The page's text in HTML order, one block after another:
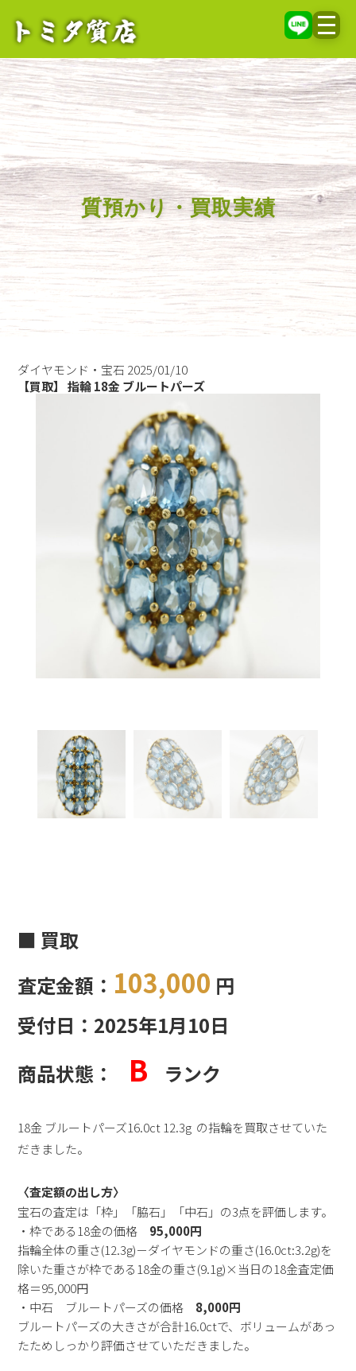
メニ
質預かり・買取実績
ダイヤモンド・宝石 2025/01/10
【買取】 指輪 18金 ブルートパーズ
■ 買取
査定金額： 103,000 円
受付日：2025年1月10日
商品状態：
B ランク
18金 ブルートパーズ16.0ct 12.3g の指輪を買取させていた
だきました。
〈査定額の出し方〉
宝石の査定は「枠」「脇石」「中石」の3点を評価します。
・枠である18金の価格 95,000円
指輪全体の重さ(12.3g)－ダイヤモンドの重さ(16.0ct:3.2g)を
除いた重さが枠である18金の重さ(9.1g)×当日の18金査定価
格＝95,000円
・中石 ブルートパーズの価格 8,000円
ブルートパーズの大きさが合計16.0ctで、 ボリュームがあっ
たためしっかり評価させていただきました。